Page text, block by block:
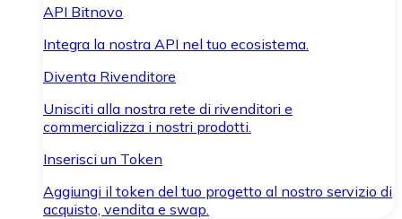
API Bitnovo
Integra la nostra API nel tuo ecosistema.
Diventa Rivenditore
Unisciti alla nostra rete di rivenditori e
commercializza i nostri prodotti.
Inserisci un Token
Aggiungi il token del tuo progetto al nostro servizio di
acquisto, vendita e swap.